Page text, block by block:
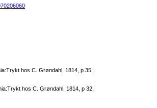
hos C. Grøndahl, 1814, p 35,
hos C. Grøndahl, 1814, p 32,